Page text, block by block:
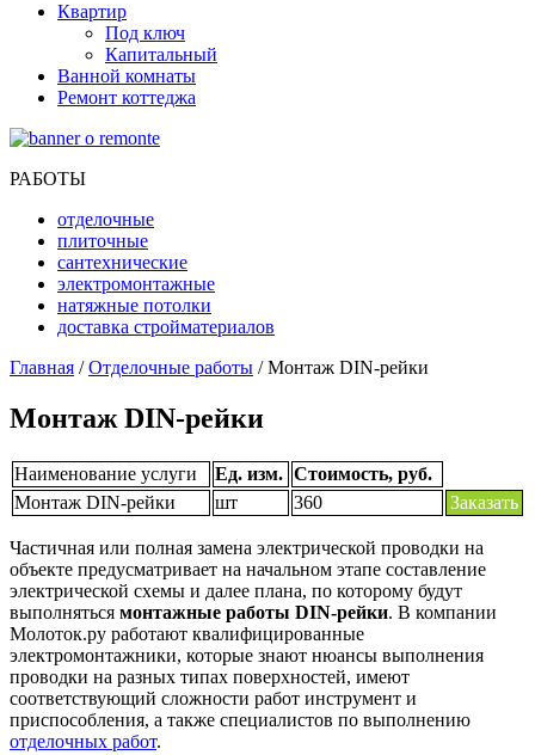
Квартир
Под ключ
Капитальный
Ванной комнаты
Ремонт коттеджа
РАБОТЫ
отделочные
плиточные
сантехнические
электромонтажные
натяжные потолки
доставка стройматериалов
Главная /Отделочные работы / Монтаж DIN-рейки
Монтаж DIN-рейки
Наименование услуги Ед. изм. Стоимость, руб.
Монтаж DIN-рейки
шт 360 Заказать
Частичная или полная замена электрической проводки на
объекте предусматривает на начальном этапе составление
электрической схемы и далее плана, по которому будут
выполняться монтажные работы DIN-рейки. В компании
Молоток.ру работают квалифицированные
электромонтажники, которые знают нюансы выполнения
проводки на разных типах поверхностей, имеют
соответствующий сложности работ инструмент и
приспособления, а также специалистов по выполнению
отделочных работ.